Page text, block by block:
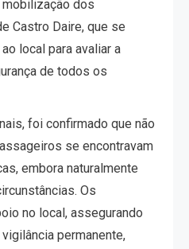
mobilização dos
Castro Daire, que se
local para avaliar a
de todos os
foi confirmado que não
se encontravam
embora naturalmente
Os
no local, assegurando
permanente,